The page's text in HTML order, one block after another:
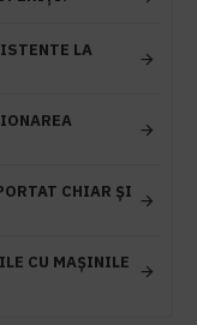
LA
CHIAR ȘI
CU MAȘINILE